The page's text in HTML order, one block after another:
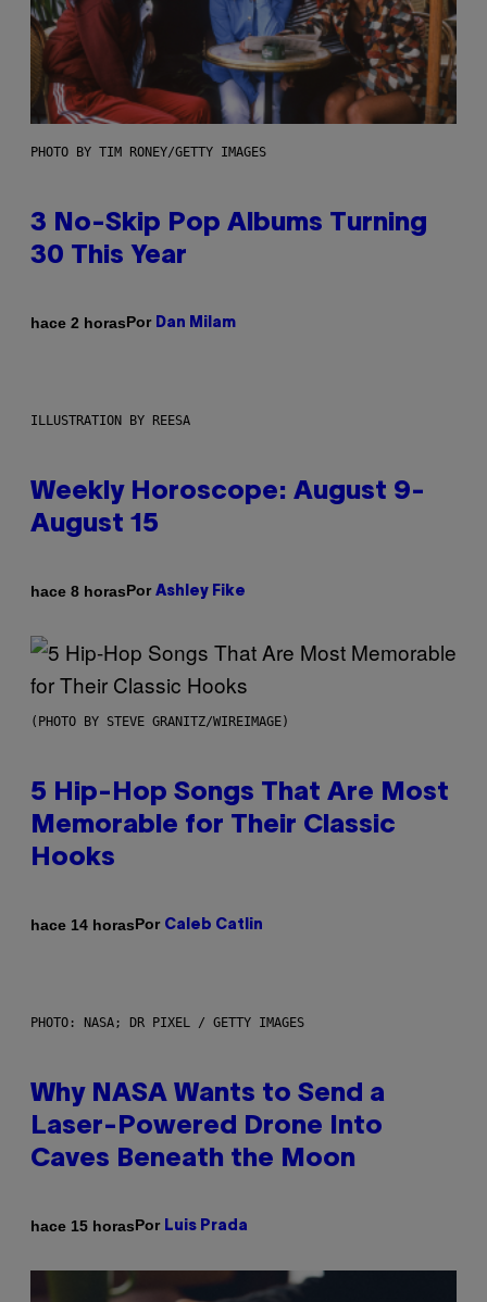
PHOTO BY TIM RONEY/GETTY IMAGES
3 No-Skip Pop Albums Turning
30 This Year
hace 2 horasPor Dan Milam
ILLUSTRATION BY REESA
Weekly Horoscope: August 9-
August 15
hace 8 horasPor Ashley Fike
(PHOTO BY STEVE GRANITZ/WIREIMAGE)
5 Hip-Hop Songs That Are Most
Memorable for Their Classic
Hooks
hace 14 horasPor Caleb Catlin
PHOTO: NASA; DR PIXEL / GETTY IMAGES
Why NASA Wants to Send a
Laser-Powered Drone Into
Caves Beneath the Moon
hace 15 horasPor Luis Prada